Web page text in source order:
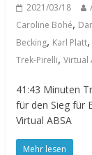
2021/03/18
Caroline Bohé,
Becking, Karl Platt,
Trek-Pirelli,Virtual
41:43 Minuten
für den Sieg für
Virtual ABSA
Mehr lesen